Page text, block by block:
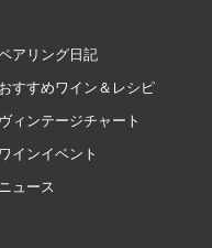
アリング日記
おすすめワイン＆レシピ
ヴィンテージチャート
ワインイベント
ニュース